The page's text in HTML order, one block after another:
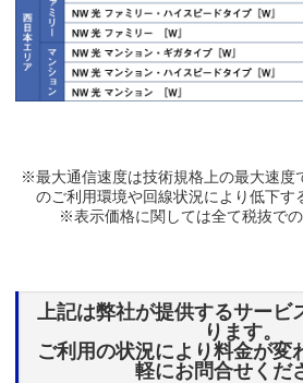
※最大通信速度は技術規格上の最大速度
のご利用環境や回線状況により低下す
※表示価格に関しては全て税抜での
上記は弊社が提供するサー
ります。
ご利用の状況により料金が変
軽にお問合せくだ